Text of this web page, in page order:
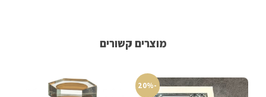
מוצרים קשורים
-20%